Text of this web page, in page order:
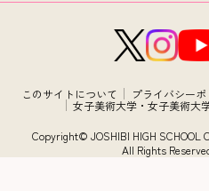
このサイトについて プライバシー
女子美術大学・女子美術大
Copyright© JOSHIBI HIGH SCHOOL
All Rights